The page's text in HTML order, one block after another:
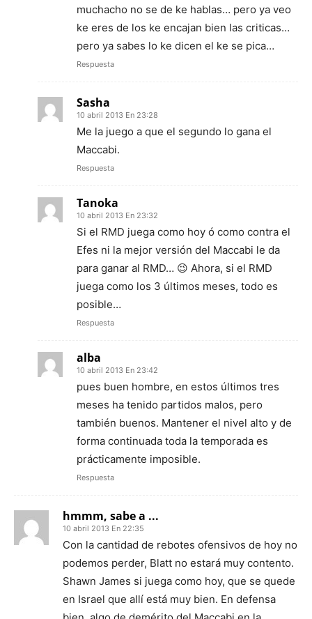
muchacho no se de ke hablas… pero ya veo
ke eres de los ke encajan bien las criticas…
pero ya sabes lo ke dicen el ke se pica…
Respuesta
Sasha
10 abril 2013 En 23:28
Me la juego a que el segundo lo gana el
Maccabi.
Respuesta
Tanoka
10 abril 2013 En 23:32
Si el RMD juega como hoy ó como contra el
Efes ni la mejor versión del Maccabi le da
para ganar al RMD… 😉 Ahora, si el RMD
juega como los 3 últimos meses, todo es
posible…
Respuesta
alba
10 abril 2013 En 23:42
pues buen hombre, en estos últimos tres
meses ha tenido partidos malos, pero
también buenos. Mantener el nivel alto y de
forma continuada toda la temporada es
prácticamente imposible.
Respuesta
hmmm, sabe a ...
10 abril 2013 En 22:35
Con la cantidad de rebotes ofensivos de hoy no
podemos perder, Blatt no estará muy contento.
Shawn James si juega como hoy, que se quede
en Israel que allí está muy bien. En defensa